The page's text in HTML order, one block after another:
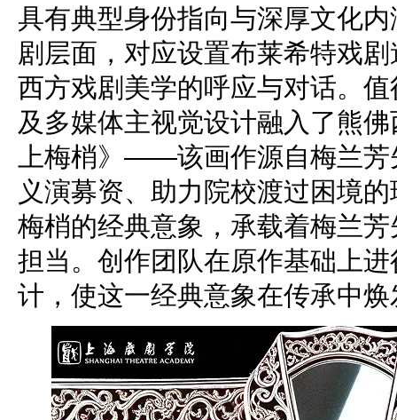
具有典型身份指向与深厚文化
剧层面，对应设置布莱希特戏
西方戏剧美学的呼应与对话。
及多媒体主视觉设计融入了熊
上梅梢》——该画作源自梅兰
义演募资、助力院校渡过困境
梅梢的经典意象，承载着梅兰
担当。创作团队在原作基础上
计，使这一经典意象在传承中